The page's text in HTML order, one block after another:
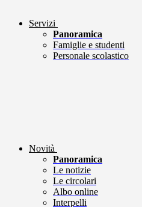
Servizi
Panoramica
Famiglie e studenti
Personale scolastico
Novità
Panoramica
Le notizie
Le circolari
Albo online
Interpelli